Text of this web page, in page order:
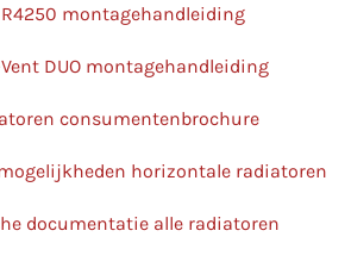
montagehandleiding
DUO montagehandleiding
consumentenbrochure
horizontale radiatoren
documentatie alle radiatoren